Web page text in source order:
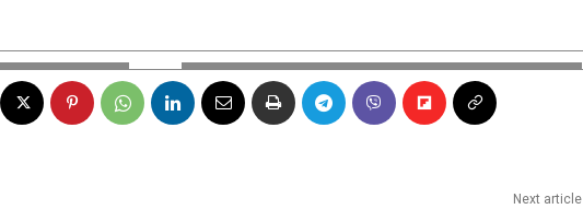
Next article